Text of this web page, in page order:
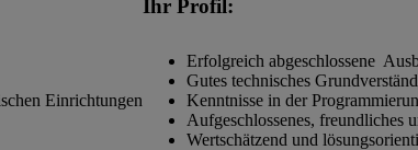
Einrichtungen
Ihr Profil:
Erfolgreich abgeschlossene
Gutes technisches
Kenntnisse in der
Aufgeschlossenes, freundliches
Wertschätzend und